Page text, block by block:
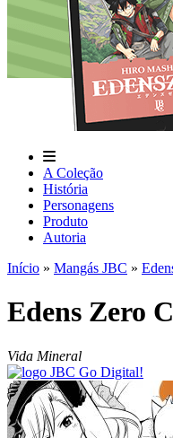
A Coleção
História
Personagens
Produto
Autoria
Início » Mangás JBC »
Edens Zero
Vida Mineral